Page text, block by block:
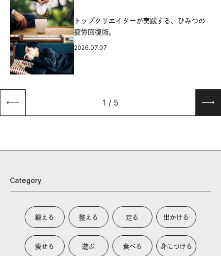
トップクリエイターが実践する、ひみつの
疲労回復術。
2026.07.07
1 / 5
Category
鍛える 整える 走る 出かける
痩せる 遊ぶ 食べる 身につける